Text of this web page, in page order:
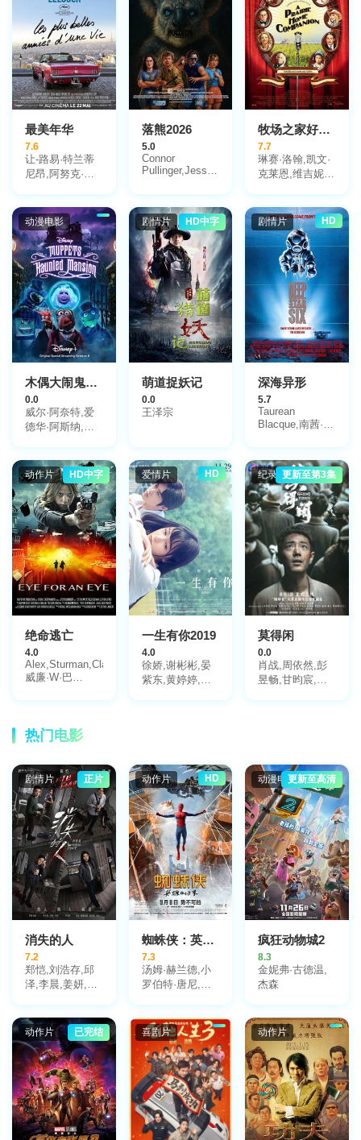
最美年华
7.6
让-路易·特兰蒂
尼昂,阿努克·艾
贝鲁奇,苏德·阿
米多,Antoine
Sire,Tess
Lauvergne,Vincent
Vinel,Bernard
Warnas,Laurent
Dassault,Laurent
Prudhomme,Benjamin
Patou,Jean-
Yves
Cressenville
落熊2026
5.0
Connor
Pullinger,Jessica
Hodge
牧场之家好做伴
7.7
琳赛·洛翰,凯文·
克莱恩,维吉妮娅
特里普,加里森·
凯勒尔,莉莉·汤
姆林,伍迪·哈里
森,汤米·李·琼斯,
约翰·C·赖利
动漫电影
木偶大闹鬼豪宅
0.0
威尔·阿奈特,爱
德华·阿斯纳,丹
剧情片 HD中字
萌道捉妖记
0.0
王泽宗
剧情片 HD
深海异形
5.7
Taurean
Blacque,南茜·艾
弗尔,尼亚·佩雷
斯,马特·麦考伊,
辛迪·皮克特,马
瑞斯·威尔斯
动作片 HD中字
绝命逃亡
4.0
威廉·W·巴
爱情片 HD
一生有你2019
4.0
徐娇,谢彬彬,晏
紫东,黄婷婷,吕
纪录片更新至第3集
莫得闲
0.0
肖战,周依然,彭
昱畅,甘昀宸,许
热门电影
剧情片 正片
消失的人
7.2
郑恺,刘浩存,邱
泽,李晨,姜妍,黄
哲,冯雪雅,汤心
一
动作片 HD
蜘蛛侠：英雄归来
7.3
汤姆·赫兰德,小
罗伯特·唐尼,玛
巴特朗,托尼·雷
沃罗利,赞达亚,
乔恩·费儒,亚伯
拉罕·阿塔哈,劳
拉·哈里尔,迈克
尔·巴尔别里,罗
根·马歇尔-格林,
马丁·斯塔尔,唐
动漫电影更新至高清
疯狂动物城2
8.3
金妮弗·古德温,
杰森
动作片 已完结 喜剧片 动作片